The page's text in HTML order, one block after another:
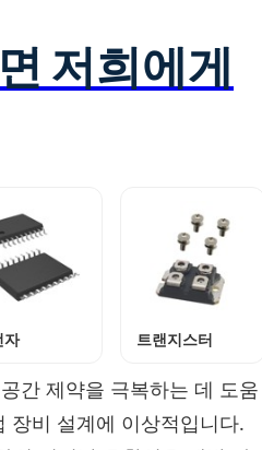
저희에게
자 트랜지스터
간 제약을 극복하는 데 도움
장비 설계에 이상적입니다.